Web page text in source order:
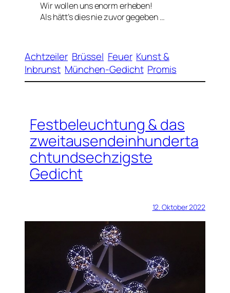
Wir wollen uns enorm erheben!
Als hätt’s dies nie zuvor gegeben …
Achtzeiler Brüssel Feuer Kunst &
Inbrunst München-Gedicht Promis
Festbeleuchtung & das
zweitausendeinhunderta
chtundsechzigste
Gedicht
12. Oktober 2022